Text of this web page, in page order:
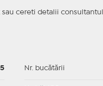
cereti detalii
5 Nr. bucătării